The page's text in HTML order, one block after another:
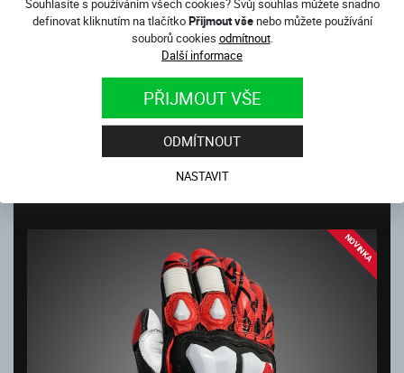
Souhlasíte s používáním všech cookies? Svůj souhlas můžete snadno
definovat kliknutím na tlačítkoPřijmout všenebo můžete používání
souborů cookies odmítnout.
Další informace
PŘIJMOUT VŠE
ODMÍTNOUT
NASTAVIT
RR ARAMID CORE WHITE
NOVINKA